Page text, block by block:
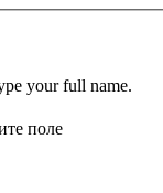
your full name.
поле